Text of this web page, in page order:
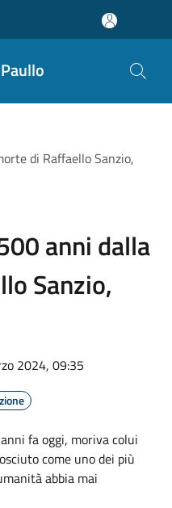
di Raffaello Sanzio,
anni dalla
Sanzio,
2024, 09:35
fa oggi, moriva colui
come uno dei più
abbia mai